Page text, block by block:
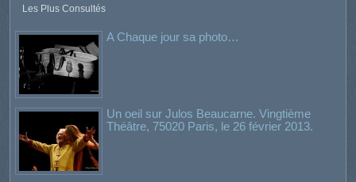
Les Plus Consultés
A Chaque jour sa photo…
Un oeil sur Julos Beaucarne. Vingtième
Théâtre, 75020 Paris, le 26 février 2013.